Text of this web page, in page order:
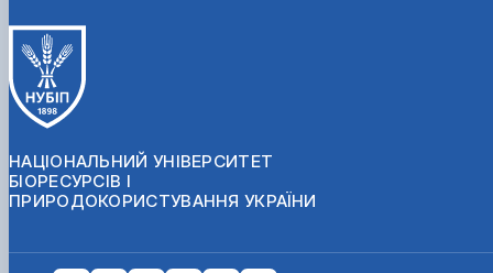
НАЦІОНАЛЬНИЙ УНІВЕРСИТЕТ
БІОРЕСУРСІВ І
ПРИРОДОКОРИСТУВАННЯ УКРАЇНИ